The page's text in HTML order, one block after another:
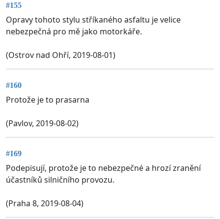
#155
Opravy tohoto stylu stříkaného asfaltu je velice
nebezpečná pro mě jako motorkáře.
(Ostrov nad Ohří, 2019-08-01)
#160
Protože je to prasarna
(Pavlov, 2019-08-02)
#169
Podepisují, protože je to nebezpečné a hrozí zranění
účastníků silničního provozu.
(Praha 8, 2019-08-04)